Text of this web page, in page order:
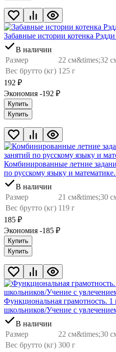
Забавные истории котенка
В наличии
Размер
22 см&times;32
Вес брутто (кг) 125 г
192 ₽
Экономия -192 ₽
Купить
Купить
Комбинированные летние
по русскому языку и
В наличии
Размер
21 см&times;30
Вес брутто (кг) 119 г
185 ₽
Экономия -185 ₽
Купить
Купить
Функциональная грамотность. 1
школьников/Учение с
В наличии
Размер
22 см&times;30
Вес брутто (кг) 300 г